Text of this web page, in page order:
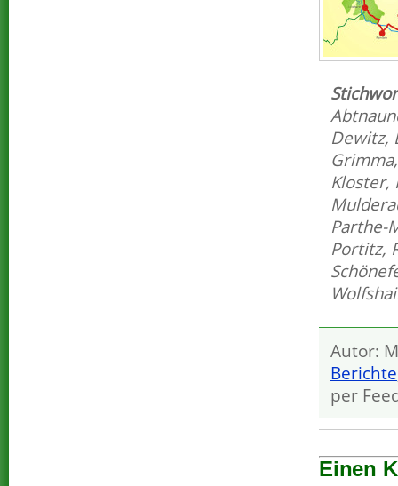
Dewitz,
Grimma
Kloster,
Parthe-
Portitz,
Autor:
Berichte
per
Einen